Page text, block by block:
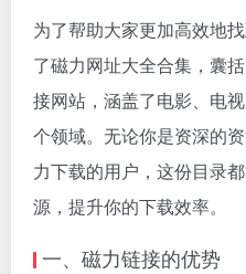
为了帮助大家更加高效地
了磁力网址大全合集，囊
接网站，涵盖了电影、电
个领域。无论你是资深的
力下载的用户，这份目录
源，提升你的下载效率。
一、磁力链接的优势